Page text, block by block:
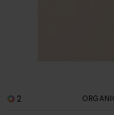
2